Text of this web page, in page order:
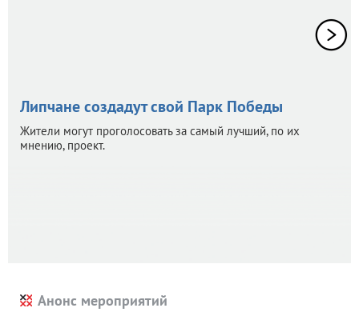
Липчане создадут свой Парк Победы
Жители могут проголосовать за самый лучший, по их
мнению, проект.
Анонс мероприятий